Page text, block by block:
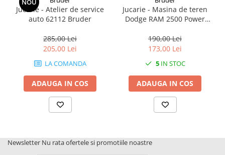
2.2.1. Administrare Dejectii
2.2.2. Administrare gunoi grajd
2.3. Erbicidare & Irigare
2.3.1 Erbicidare
2.3.2. Irigare
2.4. Utilaje de recoltare
2.4.1. Piese Cositoare
NOU
Jucarie - Atelier de service
auto 62112 Bruder
285,00 Lei
205,00 Lei
LA COMANDA
ADAUGA IN COS
Jucarie - Masina de teren
Dodge RAM 2500 Power
190,00 Lei
173,00 Lei
5IN STOC
ADAUGA IN COS
Newsletter Nu rata ofertele si promotiile noastre